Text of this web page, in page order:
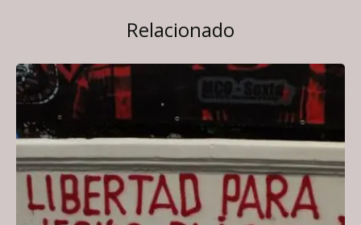
Relacionado